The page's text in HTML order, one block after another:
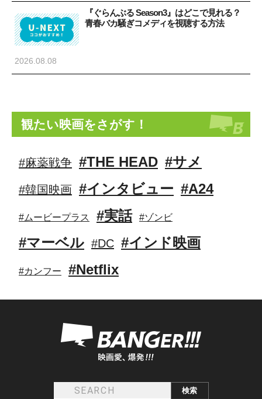
『ぐらんぶる Season3』はどこで見れる？
青春バカ騒ぎコメディを視聴する方法
2026.08.08
観たい映画をさがす！
#麻薬戦争 #THE HEAD #サメ
#韓国映画 #インタビュー #A24
#ムービープラス #実話 #ゾンビ
#マーベル #DC #インド映画
#カンフー #Netflix